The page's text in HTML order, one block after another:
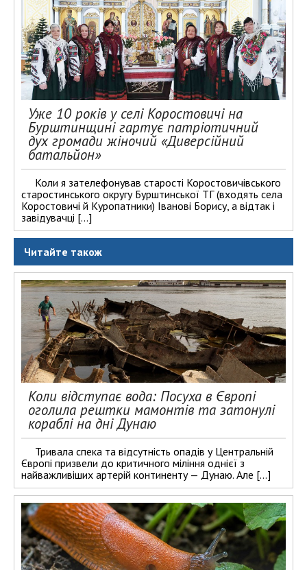
Уже 10 років у селі Коростовичі на
Бурштинщині гартує патріотичний
дух громади жіночий «Диверсійний
батальйон»
Коли я зателефонував старості Коростовичівського
старостинського округу Бурштинської ТГ (входять села
Коростовичі й Куропатники) Іванові Борису, а відтак і
завідувачці […]
Читайте також
Коли відступає вода: Посуха в Європі
оголила рештки мамонтів та затонулі
кораблі на дні Дунаю
Тривала спека та відсутність опадів у Центральній
Європі призвели до критичного міління однієї з
найважливіших артерій континенту — Дунаю. Але […]